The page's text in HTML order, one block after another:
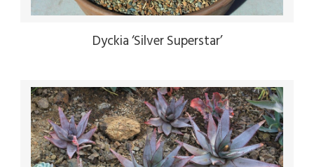
Dyckia ‘Silver Superstar’